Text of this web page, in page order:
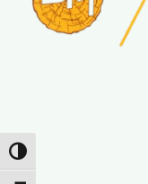
Alternar alto contraste